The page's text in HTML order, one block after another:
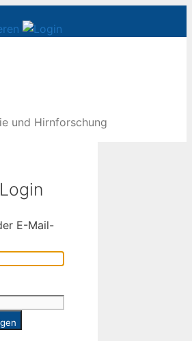
und Hirnforschung
E-Mail-